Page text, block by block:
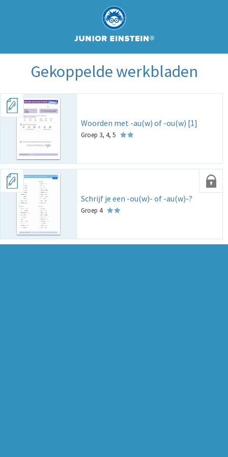
Gekoppelde werkbladen
Woorden met -au(w) of -ou(w) [1]
Groep 3, 4, 5
Schrijf je een -ou(w)- of -au(w)-?
Groep 4